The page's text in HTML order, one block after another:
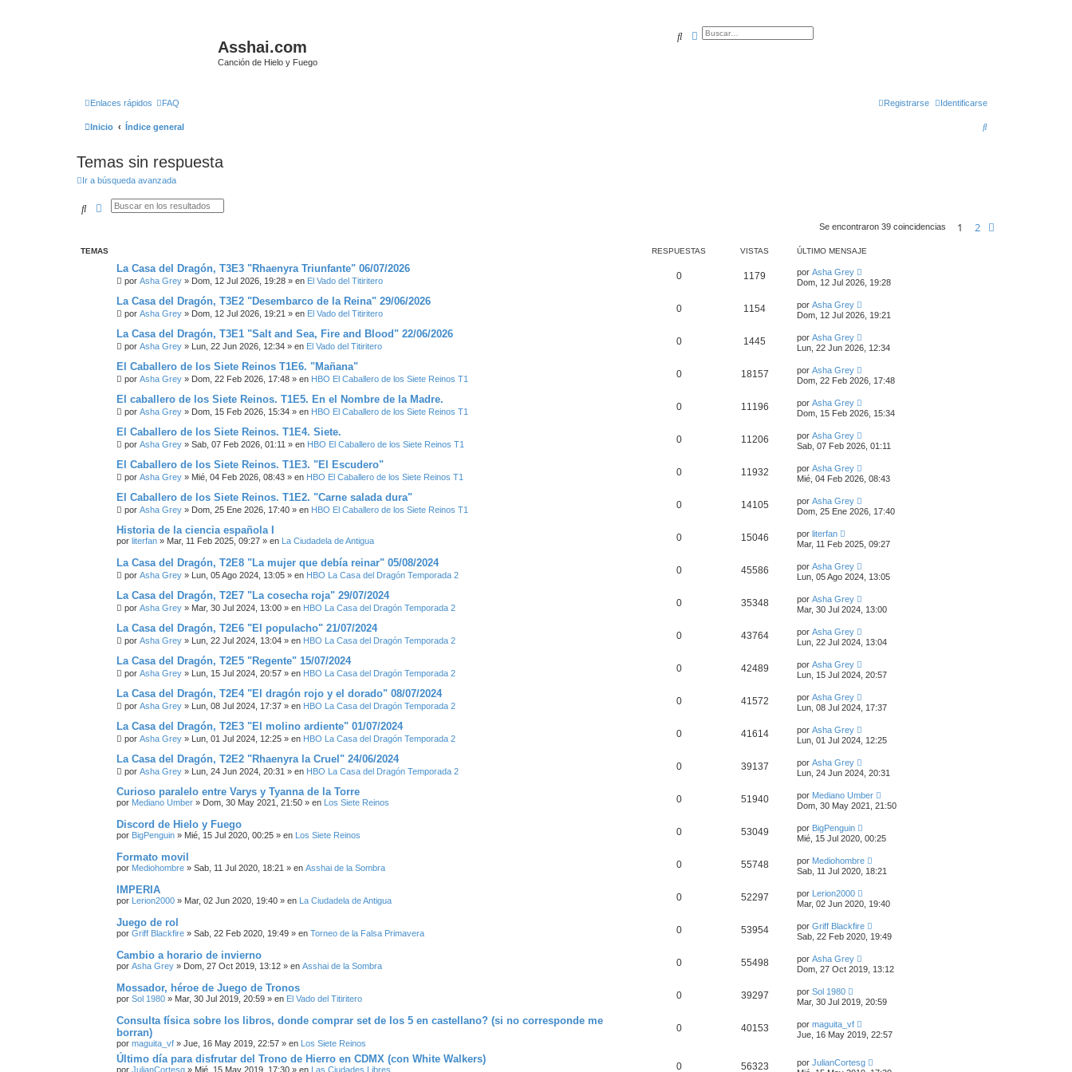
Asshai.com
Canción de Hielo y Fuego
BuscarBúsqueda avanzada
Enlaces rápidos FAQ Identificarse
Registrarse
Inicio Índice general
B
r
Temas sin respuesta
Ir a búsqueda avanzada
BuscarBúsqueda avanzada
Se encontraron 39 coincidencias 1 2
TEMAS RESPUESTAS VISTAS ÚLTIMO MENSAJE
La Casa del Dragón, T3E3 "Rhaenyra Triunfante" 06/07/2026
por Asha Grey » Dom, 12 Jul 2026, 19:28 » en El Vado del Titiritero 0 1179 por Asha Grey
Dom, 12 Jul 2026, 19:28
La Casa del Dragón, T3E2 "Desembarco de la Reina" 29/06/2026
por Asha Grey » Dom, 12 Jul 2026, 19:21 » en El Vado del Titiritero 0 1154 por Asha Grey
Dom, 12 Jul 2026, 19:21
La Casa del Dragón, T3E1 "Salt and Sea, Fire and Blood" 22/06/2026
por Asha Grey » Lun, 22 Jun 2026, 12:34 » en El Vado del Titiritero 0 1445 por Asha Grey
Lun, 22 Jun 2026, 12:34
El Caballero de los Siete Reinos T1E6. "Mañana"
por Asha Grey » Dom, 22 Feb 2026, 17:48 » en HBO El Caballero de los Siete Reinos T1 0 18157 por Asha Grey
Dom, 22 Feb 2026, 17:48
El caballero de los Siete Reinos. T1E5. En el Nombre de la Madre.
por Asha Grey » Dom, 15 Feb 2026, 15:34 » en HBO El Caballero de los Siete Reinos T1 0 11196 por Asha Grey
Dom, 15 Feb 2026, 15:34
El Caballero de los Siete Reinos. T1E4. Siete.
por Asha Grey » Sab, 07 Feb 2026, 01:11 » en HBO El Caballero de los Siete Reinos T1 0 11206 por Asha Grey
Sab, 07 Feb 2026, 01:11
El Caballero de los Siete Reinos. T1E3. "El Escudero"
por Asha Grey » Mié, 04 Feb 2026, 08:43 » en HBO El Caballero de los Siete Reinos T1 0 11932 por Asha Grey
Mié, 04 Feb 2026, 08:43
El Caballero de los Siete Reinos. T1E2. "Carne salada dura"
por Asha Grey » Dom, 25 Ene 2026, 17:40 » en HBO El Caballero de los Siete Reinos T1 0 14105 por Asha Grey
Dom, 25 Ene 2026, 17:40
Historia de la ciencia española I
por literfan » Mar, 11 Feb 2025, 09:27 » en La Ciudadela de Antigua 0 15046 por literfan
Mar, 11 Feb 2025, 09:27
La Casa del Dragón, T2E8 "La mujer que debía reinar" 05/08/2024
por Asha Grey » Lun, 05 Ago 2024, 13:05 » en HBO La Casa del Dragón Temporada 2 0 45586 por Asha Grey
Lun, 05 Ago 2024, 13:05
La Casa del Dragón, T2E7 "La cosecha roja" 29/07/2024
por Asha Grey » Mar, 30 Jul 2024, 13:00 » en HBO La Casa del Dragón Temporada 2 0 35348 por Asha Grey
Mar, 30 Jul 2024, 13:00
La Casa del Dragón, T2E6 "El populacho" 21/07/2024
por Asha Grey » Lun, 22 Jul 2024, 13:04 » en HBO La Casa del Dragón Temporada 2 0 43764 por Asha Grey
Lun, 22 Jul 2024, 13:04
La Casa del Dragón, T2E5 "Regente" 15/07/2024
por Asha Grey » Lun, 15 Jul 2024, 20:57 » en HBO La Casa del Dragón Temporada 2 0 42489 por Asha Grey
Lun, 15 Jul 2024, 20:57
La Casa del Dragón, T2E4 "El dragón rojo y el dorado" 08/07/2024
por Asha Grey » Lun, 08 Jul 2024, 17:37 » en HBO La Casa del Dragón Temporada 2 0 41572 por Asha Grey
Lun, 08 Jul 2024, 17:37
La Casa del Dragón, T2E3 "El molino ardiente" 01/07/2024
por Asha Grey » Lun, 01 Jul 2024, 12:25 » en HBO La Casa del Dragón Temporada 2 0 41614 por Asha Grey
Lun, 01 Jul 2024, 12:25
La Casa del Dragón, T2E2 "Rhaenyra la Cruel" 24/06/2024
por Asha Grey » Lun, 24 Jun 2024, 20:31 » en HBO La Casa del Dragón Temporada 2 0 39137 por Asha Grey
Lun, 24 Jun 2024, 20:31
Curioso paralelo entre Varys y Tyanna de la Torre
por Mediano Umber » Dom, 30 May 2021, 21:50 » en Los Siete Reinos 0 51940 por Mediano Umber
Dom, 30 May 2021, 21:50
Discord de Hielo y Fuego
por BigPenguin » Mié, 15 Jul 2020, 00:25 » en Los Siete Reinos 0 53049 por BigPenguin
Mié, 15 Jul 2020, 00:25
Formato movil
por Mediohombre » Sab, 11 Jul 2020, 18:21 » en Asshai de la Sombra 0 55748 por Mediohombre
Sab, 11 Jul 2020, 18:21
IMPERIA
por Lerion2000 » Mar, 02 Jun 2020, 19:40 » en La Ciudadela de Antigua 0 52297 por Lerion2000
Mar, 02 Jun 2020, 19:40
Juego de rol
por Griff Blackfire » Sab, 22 Feb 2020, 19:49 » en Torneo de la Falsa Primavera 0 53954 por Griff Blackfire
Sab, 22 Feb 2020, 19:49
Cambio a horario de invierno
por Asha Grey » Dom, 27 Oct 2019, 13:12 » en Asshai de la Sombra 0 55498 por Asha Grey
Dom, 27 Oct 2019, 13:12
Mossador, héroe de Juego de Tronos
por Sol 1980 » Mar, 30 Jul 2019, 20:59 » en El Vado del Titiritero 0 39297 por Sol 1980
Mar, 30 Jul 2019, 20:59
Consulta física sobre los libros, donde comprar set de los 5 en castellano? (si no corresponde me
borran)
por maguita_vf » Jue, 16 May 2019, 22:57 » en Los Siete Reinos
0 40153 por maguita_vf
Jue, 16 May 2019, 22:57
Último día para disfrutar del Trono de Hierro en CDMX (con White Walkers)
por JulianCortesg » Mié, 15 May 2019, 17:30 » en Las Ciudades Libres 0 56323 por JulianCortesg